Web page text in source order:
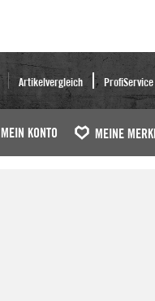
Artikelvergleich ProfiService
MEIN KONTO MEINE